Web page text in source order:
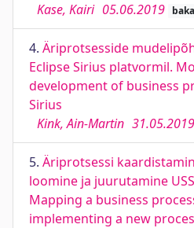
Kase, Kairi 05.06.2019
4. Äriprotsesside
Eclipse Sirius platvormil.
development of business
Sirius
Kink, Ain-Martin 31.05.2019
5. Äriprotsessi
loomine ja juurutamine
Mapping a business
implementing a new